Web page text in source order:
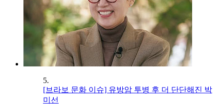
5.
[브라보 문화 이슈] 유방암 투병 후 더 단단해진 박
미선